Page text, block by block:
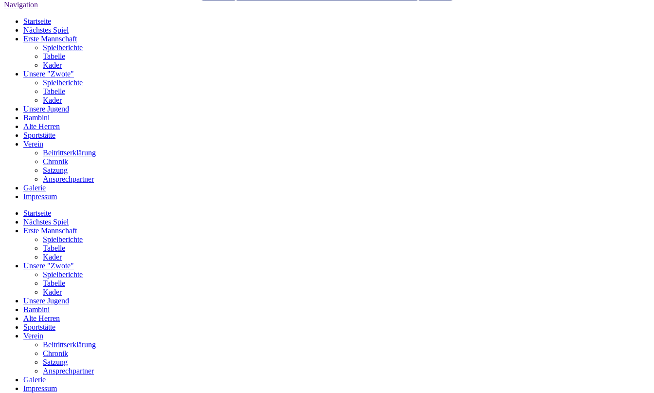
Navigation
Startseite
Nächstes Spiel
Erste Mannschaft
Spielberichte
Tabelle
Kader
Unsere "Zwote"
Spielberichte
Tabelle
Kader
Unsere Jugend
Bambini
Alte Herren
Sportstätte
Verein
Beitrittserklärung
Chronik
Satzung
Ansprechpartner
Galerie
Impressum
Startseite
Nächstes Spiel
Erste Mannschaft
Spielberichte
Tabelle
Kader
Unsere "Zwote"
Spielberichte
Tabelle
Kader
Unsere Jugend
Bambini
Alte Herren
Sportstätte
Verein
Beitrittserklärung
Chronik
Satzung
Ansprechpartner
Galerie
Impressum